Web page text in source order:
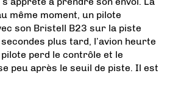
même moment, un pilote
son Bristell B23 sur la piste
plus tard, l’avion heurte
perd le contrôle et le
peu après le seuil de piste. Il est